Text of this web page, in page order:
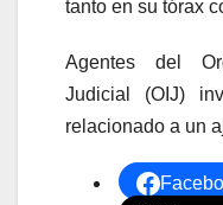
tanto en su tórax
Agentes del
Judicial (OIJ)
relacionado a un